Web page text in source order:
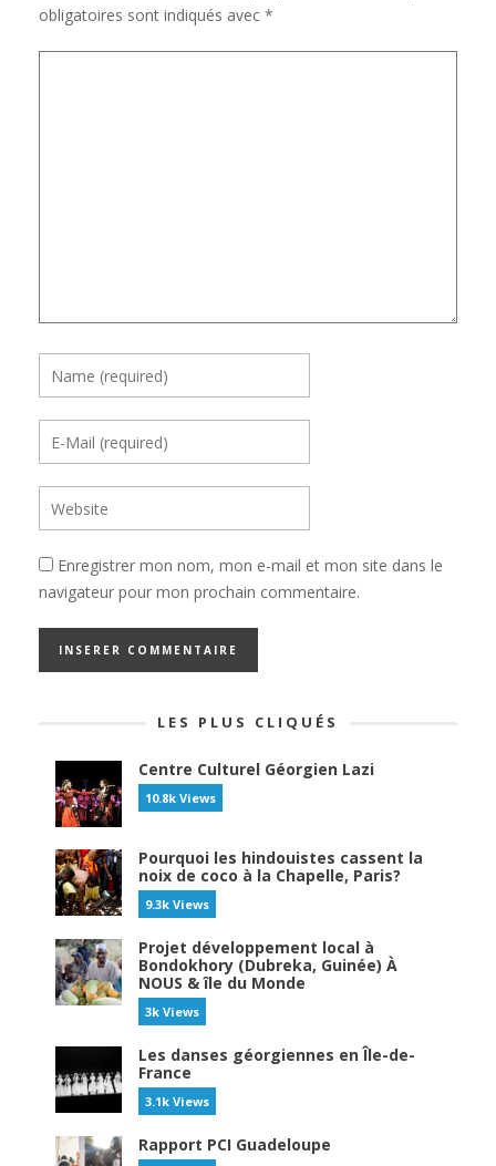
obligatoires sont indiqués avec *
Enregistrer mon nom, mon e-mail et mon site dans le
navigateur pour mon prochain commentaire.
LES PLUS CLIQUÉS
Centre Culturel Géorgien Lazi
10.8k Views
Pourquoi les hindouistes cassent la
noix de coco à la Chapelle, Paris?
9.3k Views
Projet développement local à
Bondokhory (Dubreka, Guinée) À
NOUS & île du Monde
3k Views
Les danses géorgiennes en Île-de-
France
3.1k Views
Rapport PCI Guadeloupe